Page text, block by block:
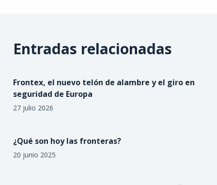
Entradas relacionadas
Frontex, el nuevo telón de alambre y el giro en
seguridad de Europa
27 julio 2026
¿Qué son hoy las fronteras?
20 junio 2025